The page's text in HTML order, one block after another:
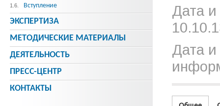
Дата
Дата и
1.6. Вступление
ЭКСПЕРТИЗА
МЕТОДИЧЕСКИE МАТЕРИАЛЫ
ДЕЯТЕЛЬНОСТЬ
ПРЕСС-ЦЕНТР
КОНТАКТЫ